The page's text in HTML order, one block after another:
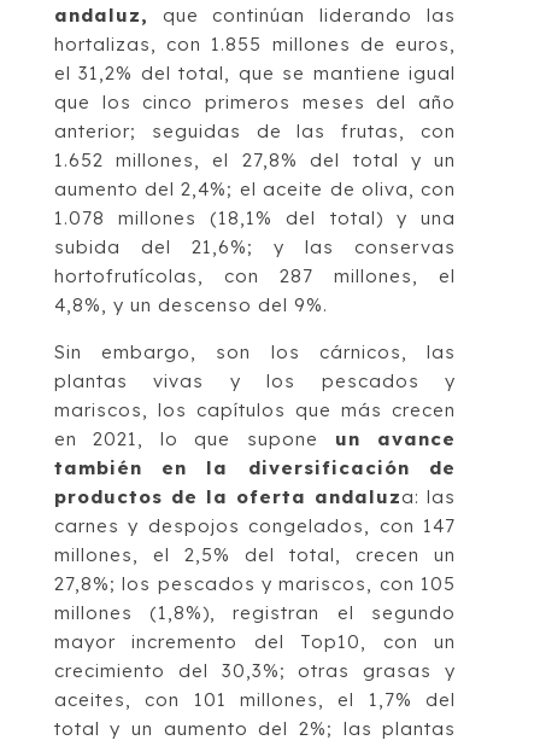
andaluz, que continúan liderando las
hortalizas, con 1.855 millones de euros,
el 31,2% del total, que se mantiene igual
que los cinco primeros meses del año
anterior; seguidas de las frutas, con
1.652 millones, el 27,8% del total y un
aumento del 2,4%; el aceite de oliva, con
1.078 millones (18,1% del total) y una
subida del 21,6%; y las conservas
hortofrutícolas, con 287 millones, el
4,8%, y un descenso del 9%.
Sin embargo, son los cárnicos, las
plantas vivas y los pescados y
mariscos, los capítulos que más crecen
en 2021, lo que supone un avance
también en la diversificación de
productos de la oferta andaluza: las
carnes y despojos congelados, con 147
millones, el 2,5% del total, crecen un
27,8%; los pescados y mariscos, con 105
millones (1,8%), registran el segundo
mayor incremento del Top10, con un
crecimiento del 30,3%; otras grasas y
aceites, con 101 millones, el 1,7% del
total y un aumento del 2%; las plantas